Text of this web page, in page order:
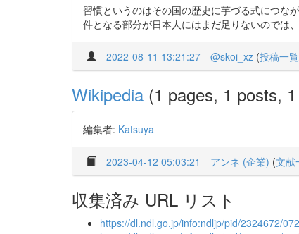
習慣というのはその国の歴史に芋づる式につな
件となる部分が日本人にはまだ足りないので
2022-08-11 13:21:27 @skoi_xz (投稿一覧
Wikipedia (1 pages, 1 posts,
編集者: Katsuya
2023-04-12 05:03:21 アンネ (企業) (文献
収集済み URL リスト
https://dl.ndl.go.jp/info:ndljp/pid/2324672/072